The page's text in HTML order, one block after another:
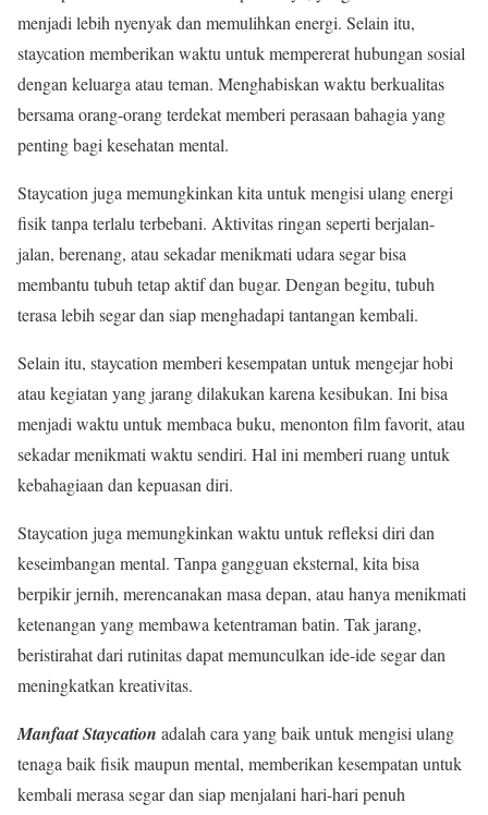
menjadi lebih nyenyak dan memulihkan energi. Selain itu,
staycation memberikan waktu untuk mempererat hubungan sosial
dengan keluarga atau teman. Menghabiskan waktu berkualitas
bersama orang-orang terdekat memberi perasaan bahagia yang
penting bagi kesehatan mental.
Staycation juga memungkinkan kita untuk mengisi ulang energi
fisik tanpa terlalu terbebani. Aktivitas ringan seperti berjalan-
jalan, berenang, atau sekadar menikmati udara segar bisa
membantu tubuh tetap aktif dan bugar. Dengan begitu, tubuh
terasa lebih segar dan siap menghadapi tantangan kembali.
Selain itu, staycation memberi kesempatan untuk mengejar hobi
atau kegiatan yang jarang dilakukan karena kesibukan. Ini bisa
menjadi waktu untuk membaca buku, menonton film favorit, atau
sekadar menikmati waktu sendiri. Hal ini memberi ruang untuk
kebahagiaan dan kepuasan diri.
Staycation juga memungkinkan waktu untuk refleksi diri dan
keseimbangan mental. Tanpa gangguan eksternal, kita bisa
berpikir jernih, merencanakan masa depan, atau hanya menikmati
ketenangan yang membawa ketentraman batin. Tak jarang,
beristirahat dari rutinitas dapat memunculkan ide-ide segar dan
meningkatkan kreativitas.
Manfaat Staycation adalah cara yang baik untuk mengisi ulang
tenaga baik fisik maupun mental, memberikan kesempatan untuk
kembali merasa segar dan siap menjalani hari-hari penuh